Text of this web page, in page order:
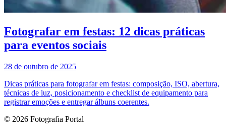
Fotografar em festas: 12 dicas práticas
para eventos sociais
28 de outubro de 2025
Dicas práticas para fotografar em festas: composição, ISO, abertura,
técnicas de luz, posicionamento e checklist de equipamento para
registrar emoções e entregar álbuns coerentes.
© 2026 Fotografia Portal